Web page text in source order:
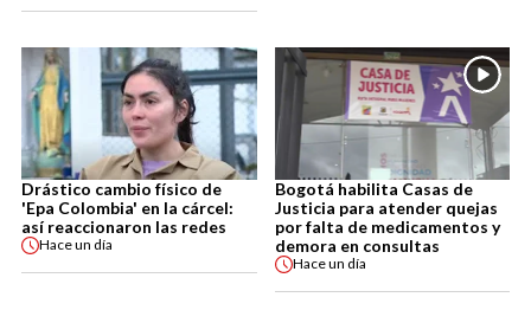
Drástico cambio físico de
'Epa Colombia' en la cárcel:
así reaccionaron las redes
Haceun día
Bogotá habilita Casas de
Justicia para atender quejas
por falta de medicamentos y
demora en consultas
Haceun día